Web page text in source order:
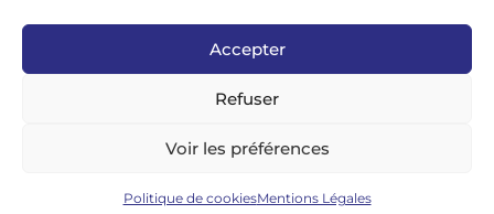
Accepter
Refuser
Voir les préférences
Politique de cookiesMentions Légales
twitter